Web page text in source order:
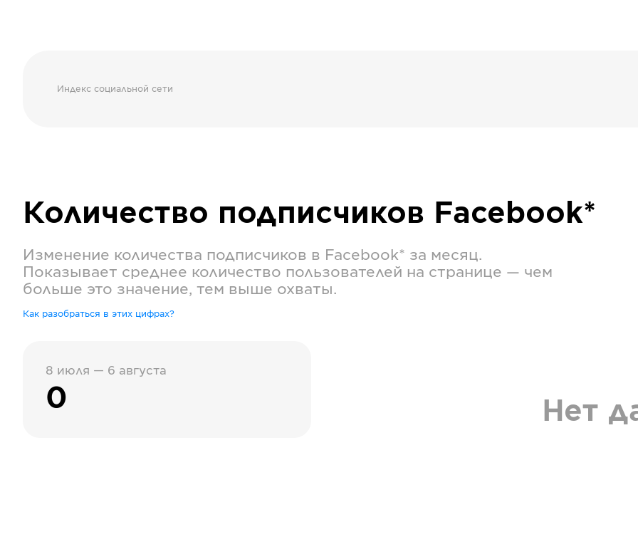
Индекс социальной сети
Количество подписчиков Facebook*
Изменение количества подписчиков в Facebook* за месяц.
Показывает среднее количество пользователей на странице — чем
больше это значение, тем выше охваты.
Как разобраться в этих цифрах?
8 июля — 6 августа
0 Нет